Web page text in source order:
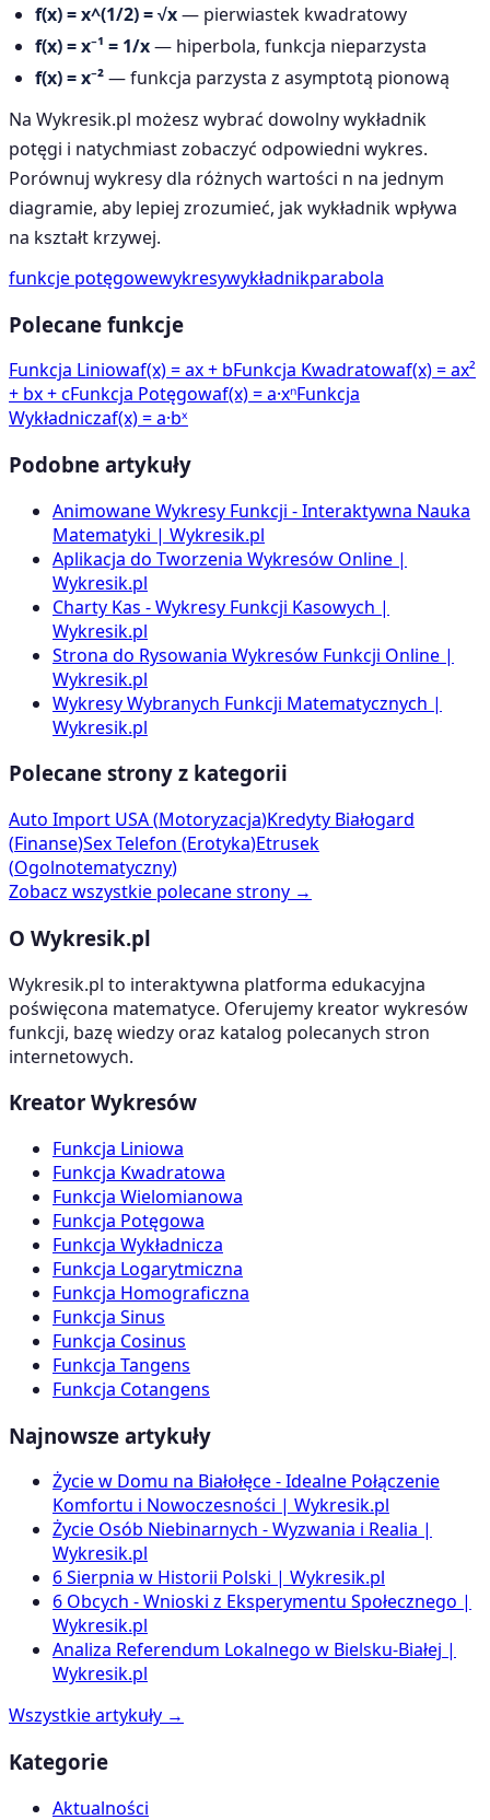
f(x) = x^(1/2) = √x— pierwiastek kwadratowy
f(x) = x⁻¹ = 1/x— hiperbola, funkcja nieparzysta
f(x) = x⁻²— funkcja parzysta z asymptotą pionową
Na Wykresik.pl możesz wybrać dowolny wykładnik
potęgi i natychmiast zobaczyć odpowiedni wykres.
Porównuj wykresy dla różnych wartości n na jednym
diagramie, aby lepiej zrozumieć, jak wykładnik wpływa
na kształt krzywej.
funkcje potęgowewykresywykładnikparabola
Polecane funkcje
Funkcja Liniowaf(x) = ax + bFunkcja Kwadratowaf(x) = ax²
+ bx + cFunkcja Potęgowaf(x) = a·xⁿFunkcja
Wykładniczaf(x) = a·bˣ
Podobne artykuły
Animowane Wykresy Funkcji - Interaktywna Nauka
Matematyki | Wykresik.pl
Aplikacja do Tworzenia Wykresów Online |
Wykresik.pl
Charty Kas - Wykresy Funkcji Kasowych |
Wykresik.pl
Strona do Rysowania Wykresów Funkcji Online |
Wykresik.pl
Wykresy Wybranych Funkcji Matematycznych |
Wykresik.pl
Polecane strony z kategorii
Auto Import USA(Motoryzacja)Kredyty Białogard
(Finanse)Sex Telefon (Erotyka)Etrusek
(Ogolnotematyczny)
Zobacz wszystkie polecane strony →
O Wykresik.pl
Wykresik.pl to interaktywna platforma edukacyjna
poświęcona matematyce. Oferujemy kreator wykresów
funkcji, bazę wiedzy oraz katalog polecanych stron
internetowych.
Kreator Wykresów
Funkcja Liniowa
Funkcja Kwadratowa
Funkcja Wielomianowa
Funkcja Potęgowa
Funkcja Wykładnicza
Funkcja Logarytmiczna
Funkcja Homograficzna
Funkcja Sinus
Funkcja Cosinus
Funkcja Tangens
Funkcja Cotangens
Najnowsze artykuły
Życie w Domu na Białołęce - Idealne Połączenie
Komfortu i Nowoczesności | Wykresik.pl
Życie Osób Niebinarnych - Wyzwania i Realia |
Wykresik.pl
6 Sierpnia w Historii Polski | Wykresik.pl
6 Obcych - Wnioski z Eksperymentu Społecznego |
Wykresik.pl
Analiza Referendum Lokalnego w Bielsku-Białej |
Wykresik.pl
Wszystkie artykuły →
Kategorie
Aktualności